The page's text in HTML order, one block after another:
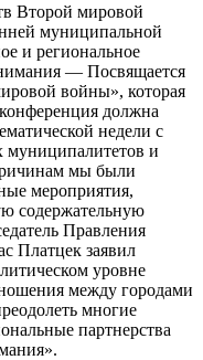
Второй мировой
муниципальной
и региональное
— Посвящается
войны», которая
должна
недели с
муниципалитетов и
мы были
мероприятия,
содержательную
Правления
Платцек заявил
уровне
между городами
многие
партнерства